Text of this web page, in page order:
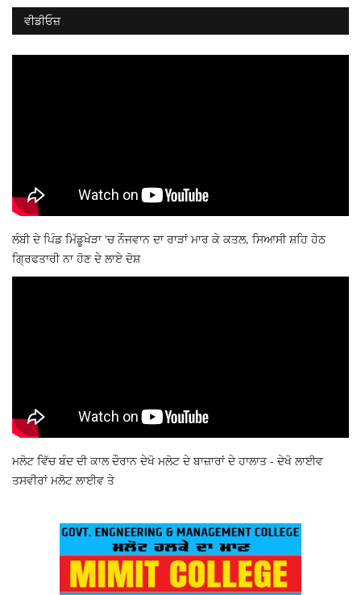
ਵੀਡੀਓਜ਼
ਲੰਬੀ ਦੇ ਪਿੰਡ ਮਿੱਡੂਖੇੜਾ 'ਚ ਨੌਜਵਾਨ ਦਾ ਰਾੜਾਂ ਮਾਰ ਕੇ ਕਤਲ, ਸਿਆਸੀ ਸ਼ਹਿ ਹੇਠ
ਗ੍ਰਿਫਤਾਰੀ ਨਾ ਹੋਣ ਦੇ ਲਾਏ ਦੋਸ਼
ਮਲੋਟ ਵਿੱਚ ਬੰਦ ਦੀ ਕਾਲ ਦੌਰਾਨ ਦੇਖੋ ਮਲੋਟ ਦੇ ਬਾਜ਼ਾਰਾਂ ਦੇ ਹਾਲਾਤ - ਦੇਖੋ ਲਾਈਵ
ਤਸਵੀਰਾਂ ਮਲੋਟ ਲਾਈਵ ਤੇ